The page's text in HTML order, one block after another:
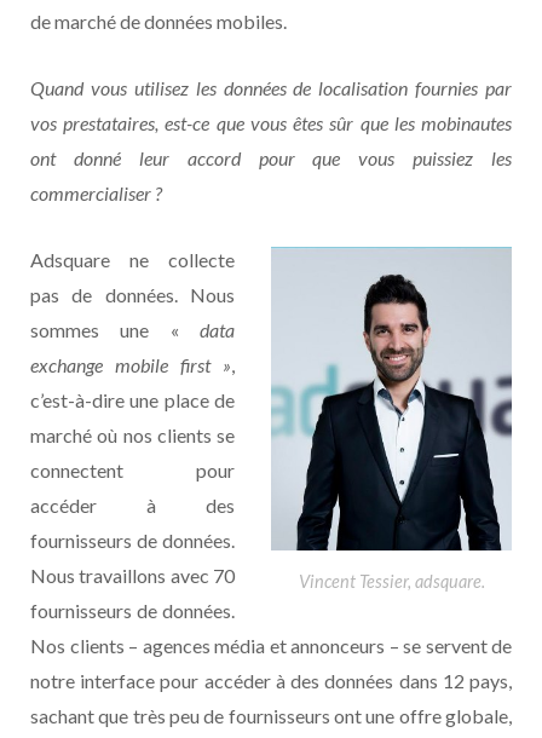
de marché de données mobiles.
Quand vous utilisez les données de localisation fournies par
vos prestataires, est-ce que vous êtes sûr que les mobinautes
ont donné leur accord pour que vous puissiez les
commercialiser ?
Vincent Tessier, adsquare.
Adsquare ne collecte
pas de données. Nous
sommes une « data
exchange mobile first »,
c’est-à-dire une place de
marché où nos clients se
connectent pour
accéder à des
fournisseurs de données.
Nous travaillons avec 70
fournisseurs de données.
Nos clients – agences média et annonceurs – se servent de
notre interface pour accéder à des données dans 12 pays,
sachant que très peu de fournisseurs ont une offre globale,